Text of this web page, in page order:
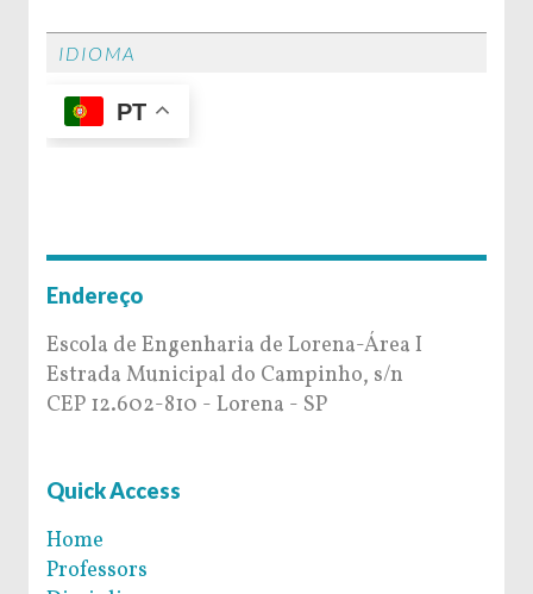
IDIOMA
PT
Endereço
Escola de Engenharia de Lorena-Área I
Estrada Municipal do Campinho, s/n
CEP 12.602-810 - Lorena - SP
Quick Access
Home
Professors